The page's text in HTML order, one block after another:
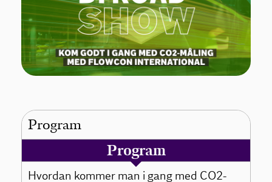
Program
Program
Hvordan kommer man i gang med CO2-